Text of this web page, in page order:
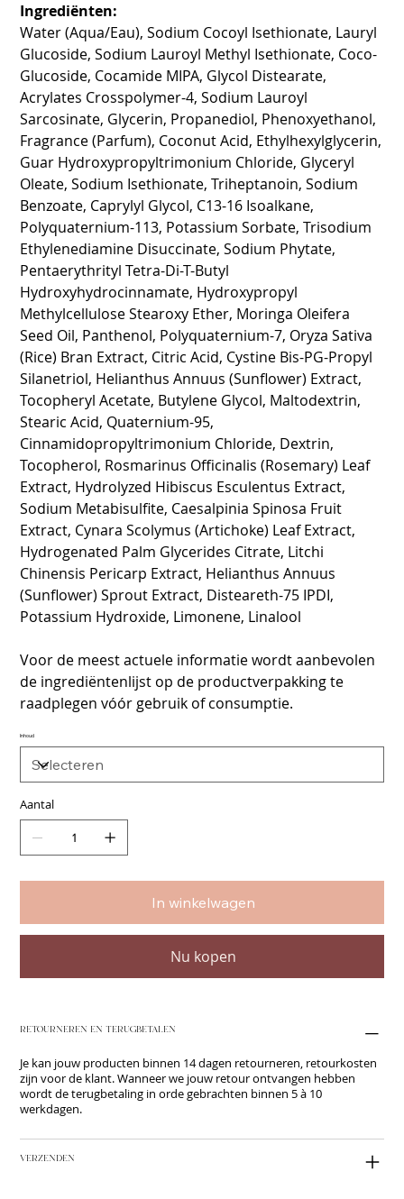
Ingrediënten:
Water (Aqua/Eau), Sodium Cocoyl Isethionate, Lauryl
Glucoside, Sodium Lauroyl Methyl Isethionate, Coco-
Glucoside, Cocamide MIPA, Glycol Distearate,
Acrylates Crosspolymer-4, Sodium Lauroyl
Sarcosinate, Glycerin, Propanediol, Phenoxyethanol,
Fragrance (Parfum), Coconut Acid, Ethylhexylglycerin,
Guar Hydroxypropyltrimonium Chloride, Glyceryl
Oleate, Sodium Isethionate, Triheptanoin, Sodium
Benzoate, Caprylyl Glycol, C13-16 Isoalkane,
Polyquaternium-113, Potassium Sorbate, Trisodium
Ethylenediamine Disuccinate, Sodium Phytate,
Pentaerythrityl Tetra-Di-T-Butyl
Hydroxyhydrocinnamate, Hydroxypropyl
Methylcellulose Stearoxy Ether, Moringa Oleifera
Seed Oil, Panthenol, Polyquaternium-7, Oryza Sativa
(Rice) Bran Extract, Citric Acid, Cystine Bis-PG-Propyl
Silanetriol, Helianthus Annuus (Sunflower) Extract,
Tocopheryl Acetate, Butylene Glycol, Maltodextrin,
Stearic Acid, Quaternium-95,
Cinnamidopropyltrimonium Chloride, Dextrin,
Tocopherol, Rosmarinus Officinalis (Rosemary) Leaf
Extract, Hydrolyzed Hibiscus Esculentus Extract,
Sodium Metabisulfite, Caesalpinia Spinosa Fruit
Extract, Cynara Scolymus (Artichoke) Leaf Extract,
Hydrogenated Palm Glycerides Citrate, Litchi
Chinensis Pericarp Extract, Helianthus Annuus
(Sunflower) Sprout Extract, Disteareth-75 IPDI,
Potassium Hydroxide, Limonene, Linalool
Voor de meest actuele informatie wordt aanbevolen
de ingrediëntenlijst op de productverpakking te
raadplegen vóór gebruik of consumptie.
Inhoud
Aantal
In winkelwagen
Nu kopen
RETOURNEREN EN TERUGBETALEN
Je kan jouw producten binnen 14 dagen retourneren, retourkosten
zijn voor de klant. Wanneer we jouw retour ontvangen hebben
wordt de terugbetaling in orde gebrachten binnen 5 à 10
werkdagen.
VERZENDEN